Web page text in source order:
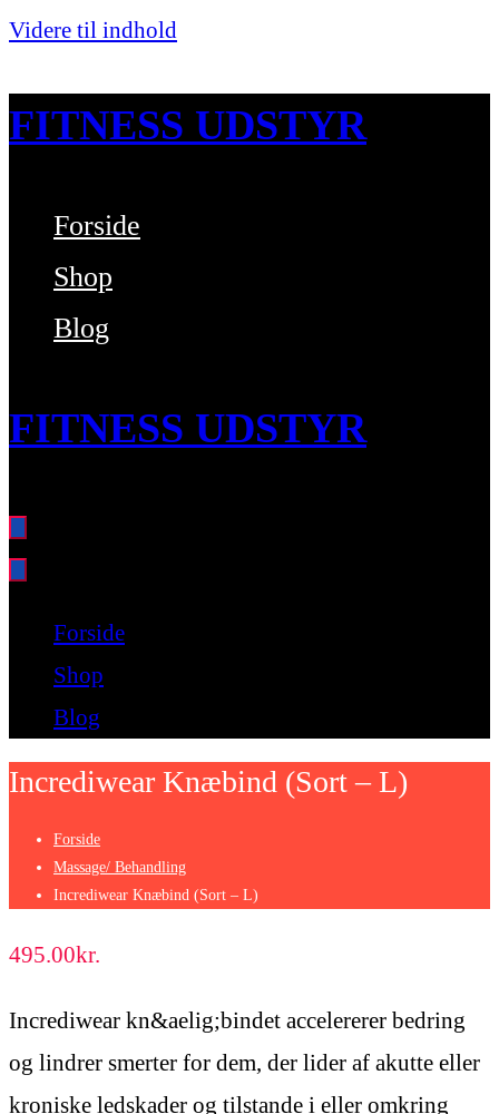
Videre til indhold
FITNESS UDSTYR
Bare endnu et fitness websted
Forside
Shop
Blog
FITNESS UDSTYR
Bare endnu et fitness websted
Forside
Shop
Blog
Incrediwear Knæbind (Sort – L)
Forside
Massage/ Behandling
Incrediwear Knæbind (Sort – L)
495.00kr.
Incrediwear kn&aelig;bindet accelererer bedring
og lindrer smerter for dem, der lider af akutte eller
kroniske ledskader og tilstande i eller omkring